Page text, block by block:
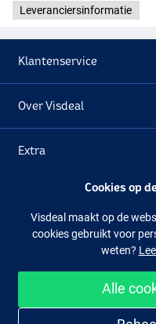
Leveranciersinformatie
Klantenservice
Over Visdeal
Extra
Cookies op
Visdeal maakt op de
cookies gebruikt voor
weten?
Alle